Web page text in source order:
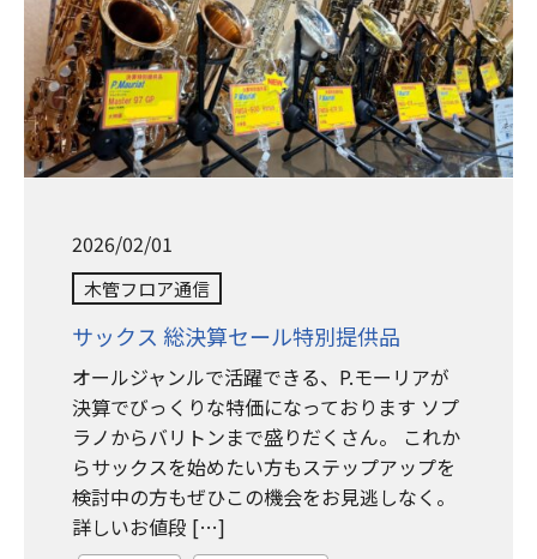
2026/02/01
木管フロア通信
サックス 総決算セール特別提供品
オールジャンルで活躍できる、P.モーリアが
決算でびっくりな特価になっております ソプ
ラノからバリトンまで盛りだくさん。 これか
らサックスを始めたい方もステップアップを
検討中の方もぜひこの機会をお見逃しなく。
詳しいお値段 […]